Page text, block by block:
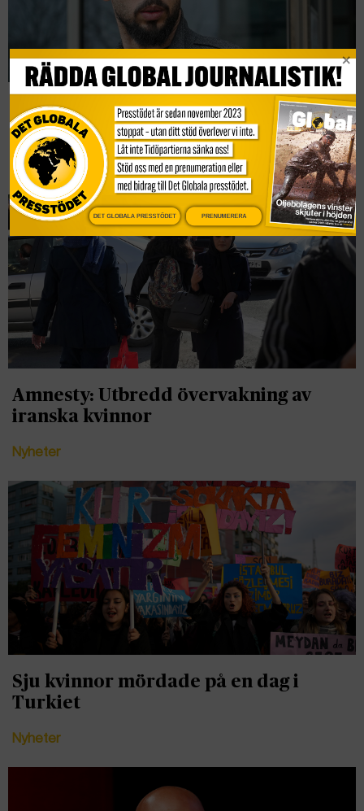
Andrew Tate gripen för sexuella
övergrepp
Nyheter
Amnesty: Utbredd övervakning av
iranska kvinnor
Nyheter
Sju kvinnor mördade på en dag i
Turkiet
Nyheter
DET GLOBALA PRESSTÖDET PRENUMERERA